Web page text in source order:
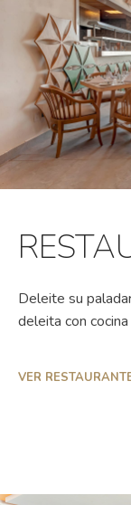
Deleite su
deleita con
VER